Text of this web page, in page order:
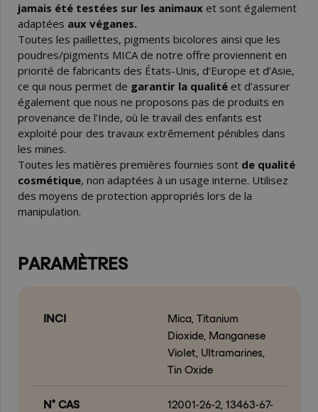
jamais été testées sur les animaux et sont également
adaptées aux véganes.
Toutes les paillettes, pigments bicolores ainsi que les
poudres/pigments MICA de notre offre proviennent en
priorité de fabricants des États-Unis, d’Europe et d’Asie,
ce qui nous permet de garantir la qualité et d’assurer
également que nous ne proposons pas de produits en
provenance de l’Inde, où le travail des enfants est
exploité pour des travaux extrêmement pénibles dans
les mines.
Toutes les matières premières fournies sont de qualité
cosmétique, non adaptées à un usage interne. Utilisez
des moyens de protection appropriés lors de la
manipulation.
PARAMÈTRES
INCI
Mica, Titanium
Dioxide, Manganese
Violet, Ultramarines,
Tin Oxide
N° CAS
12001-26-2, 13463-67-